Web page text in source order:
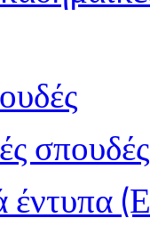
έντυπα